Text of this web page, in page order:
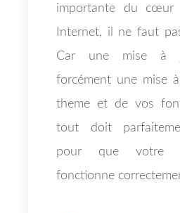
importante du
Internet, il ne faut
Car une mise à
forcément une mise
theme et de vos
tout doit
pour que votre
fonctionne